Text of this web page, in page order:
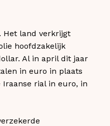
Het land verkrijgt
hoofdzakelijk
Al in april dit jaar
in euro in plaats
rial in euro, in